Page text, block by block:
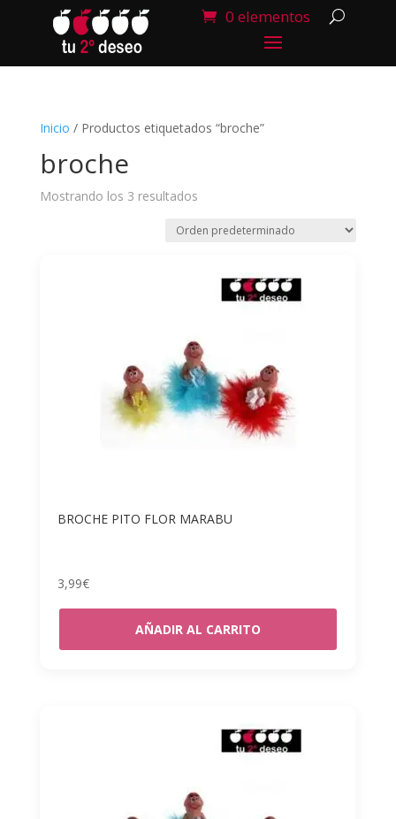
0 elementos
Inicio / Productos etiquetados “broche”
broche
Mostrando los 3 resultados
BROCHE PITO FLOR MARABU
3,99€
AÑADIR AL CARRITO